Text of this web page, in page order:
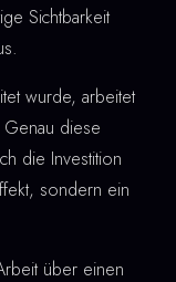
Sichtbarkeit
wurde, arbeitet
diese
die Investition
sondern ein
über einen